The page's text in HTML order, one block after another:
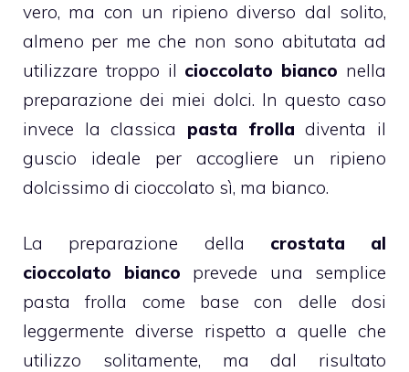
vero, ma con un ripieno diverso dal solito,
almeno per me che non sono abitutata ad
utilizzare troppo il cioccolato bianco nella
preparazione dei miei dolci. In questo caso
invece la classica pasta frolla diventa il
guscio ideale per accogliere un ripieno
dolcissimo di cioccolato sì, ma bianco.
La preparazione della crostata al
cioccolato bianco prevede una semplice
pasta frolla come base con delle dosi
leggermente diverse rispetto a quelle che
utilizzo solitamente, ma dal risultato